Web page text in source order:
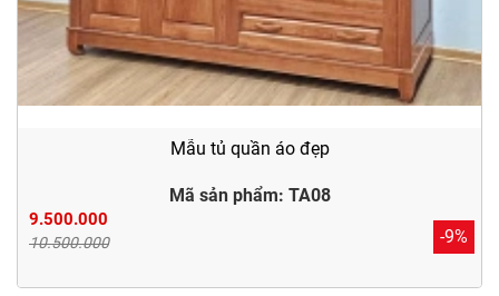
Mẫu tủ quần áo đẹp
Mã sản phẩm: TA08
9.500.000
10.500.000 -9%